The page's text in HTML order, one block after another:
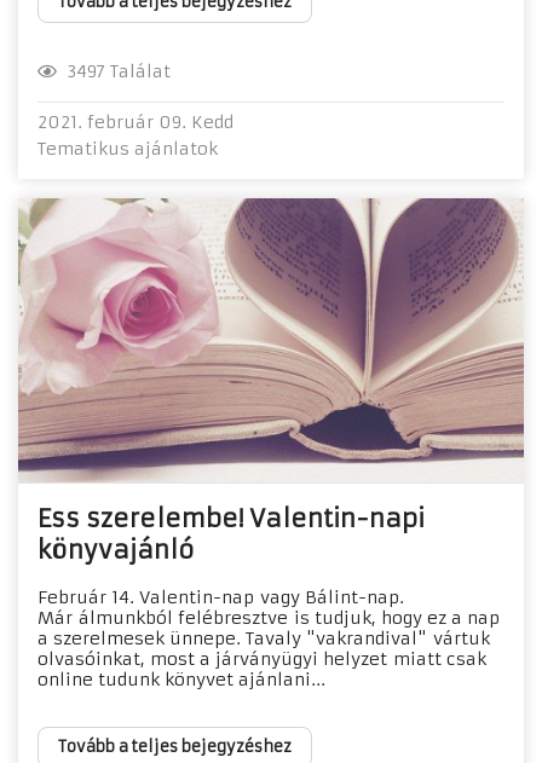
3497 Találat
2021. február 09. Kedd
Tematikus ajánlatok
Ess szerelembe! Valentin-napi
könyvajánló
Február 14. Valentin-nap vagy Bálint-nap.
Már álmunkból felébresztve is tudjuk, hogy ez a nap
a szerelmesek ünnepe. Tavaly "vakrandival" vártuk
olvasóinkat, most a járványügyi helyzet miatt csak
online tudunk könyvet ajánlani...
Tovább a teljes bejegyzéshez